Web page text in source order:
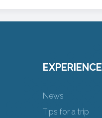
EXPERIENCE
News
Tips for a trip